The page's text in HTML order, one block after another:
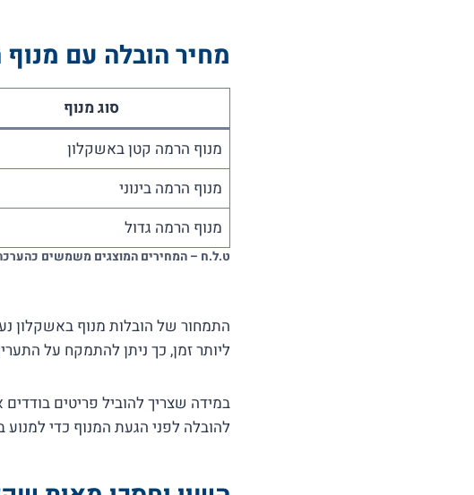
מחיר הובלה עם
סוג מנוף
מנוף הרמה קטן באשקלון
מנוף הרמה בינוני
מנוף הרמה גדול
ט.ל.ח – המחירים המוצגים משמשים כהערכה
התמחור של הובלות מנוף באשקלון
ליותר זמן, כך ניתן להתמקח על
במידה שצריך להוביל פריטים
להובלה לפני הגעת המנוף כדי